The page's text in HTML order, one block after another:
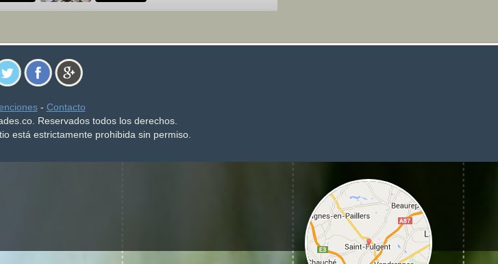
- Contacto
Reservados todos los derechos.
está estrictamente prohibida sin permiso.